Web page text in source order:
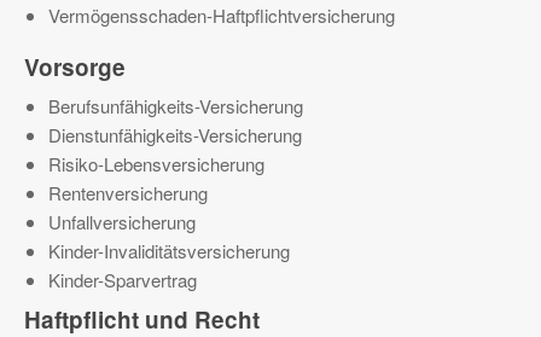
Vermögensschaden-Haftpflichtversicherung
Vorsorge
Berufsunfähigkeits-Versicherung
Dienstunfähigkeits-Versicherung
Risiko-Lebensversicherung
Rentenversicherung
Unfallversicherung
Kinder-Invaliditätsversicherung
Kinder-Sparvertrag
Haftpflicht und Recht